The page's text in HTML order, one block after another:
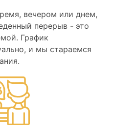
вечером или днем,
перерыв - это
График
и мы стараемся